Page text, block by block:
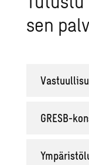
sen
GRESB-